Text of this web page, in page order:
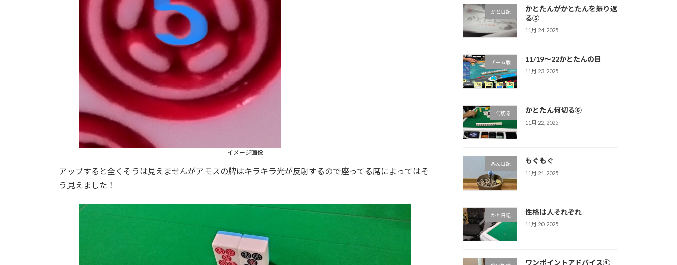
イメージ画像
アップすると全くそうは見えませんがアモスの牌はキラキラ光が反射するので座ってる席によってはそ
う見えました！
かと日記
かとたんがかとたんを振り返
る⑤
11月 24, 2025
チーム戦 11/19〜22かとたんの目
11月 23, 2025
何切る かとたん何切る⑥
11月 22, 2025
みん日記 もぐもぐ
11月 21, 2025
かと日記 性格は人それぞれ
11月 20, 2025
ワンポイントアドバイス④